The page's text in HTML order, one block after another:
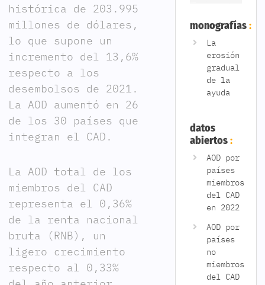
histórica de 203.995
millones de dólares,
lo que supone un
incremento del 13,6%
respecto a los
desembolsos de 2021.
La AOD aumentó en 26
de los 30 países que
integran el CAD.
La AOD total de los
miembros del CAD
representa el 0,36%
de la renta nacional
bruta (RNB), un
ligero crecimiento
respecto al 0,33%
monografías
La
erosión
gradual
de la
ayuda
datos
abiertos
AOD por
países
miembros
del CAD
en 2022
AOD por
países
no
miembros
del CAD